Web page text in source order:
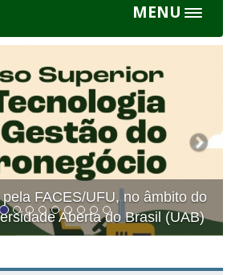
MENU
Toggle
pela FACES/UFU, no âmbito do
Aberta do Brasil (UAB)